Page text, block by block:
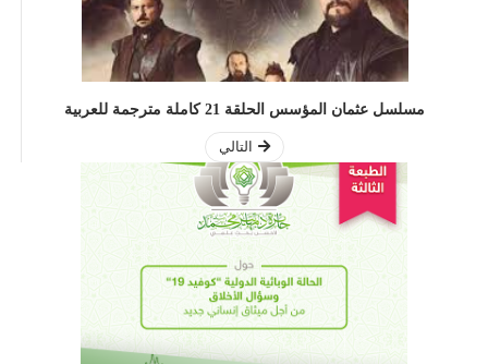
مسلسل عثمان المؤسس الحلقة 21 كاملة مترجمة للعربية
التالي